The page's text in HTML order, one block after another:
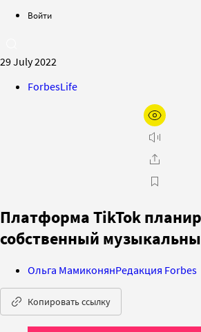
Войти
29 July 2022
ForbesLife
Платформа TikTok
собственный
Ольга МамиконянРедакция Forbes
Копировать ссылку